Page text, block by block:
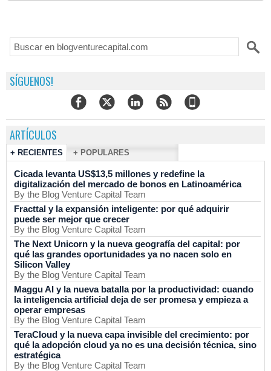
SÍGUENOS!
ARTÍCULOS
+ RECIENTES + POPULARES
Cicada levanta US$13,5 millones y redefine la
digitalización del mercado de bonos en Latinoamérica
By the Blog Venture Capital Team
Fracttal y la expansión inteligente: por qué adquirir
puede ser mejor que crecer
By the Blog Venture Capital Team
The Next Unicorn y la nueva geografía del capital: por
qué las grandes oportunidades ya no nacen solo en
Silicon Valley
By the Blog Venture Capital Team
Maggu AI y la nueva batalla por la productividad: cuando
la inteligencia artificial deja de ser promesa y empieza a
operar empresas
By the Blog Venture Capital Team
TeraCloud y la nueva capa invisible del crecimiento: por
qué la adopción cloud ya no es una decisión técnica, sino
estratégica
By the Blog Venture Capital Team